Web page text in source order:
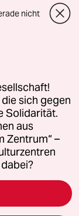
Genehmigungen
AGB
nicht
sich gegen
Solidarität.
aus
Zentrum“ –